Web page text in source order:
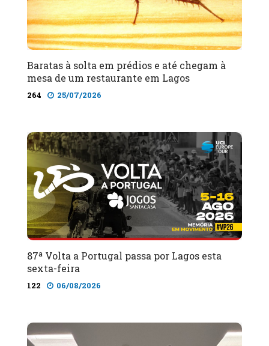
Baratas à solta em prédios e até chegam à
mesa de um restaurante em Lagos
264 25/07/2026
87ª Volta a Portugal passa por Lagos esta
sexta-feira
122 06/08/2026